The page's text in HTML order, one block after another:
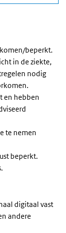
beperkt.
in de ziekte,
nodig
en hebben
te nemen
beperkt.
digitaal vast
andere